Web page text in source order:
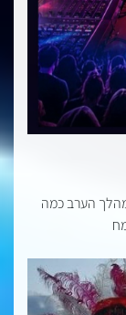
במהלך הערב כמה